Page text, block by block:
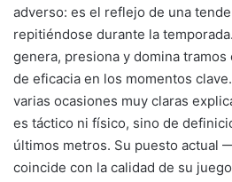
adverso: es el reflejo de una
repitiéndose durante la
genera, presiona y domina
de eficacia en los momentos
varias ocasiones muy claras
es táctico ni físico, sino de
últimos metros. Su puesto actual
coincide con la calidad de su